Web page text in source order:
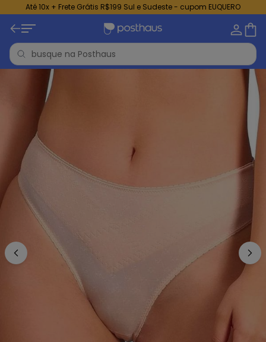
Até 10x + Frete Grátis R$199 Sul e Sudeste - cupom EUQUERO